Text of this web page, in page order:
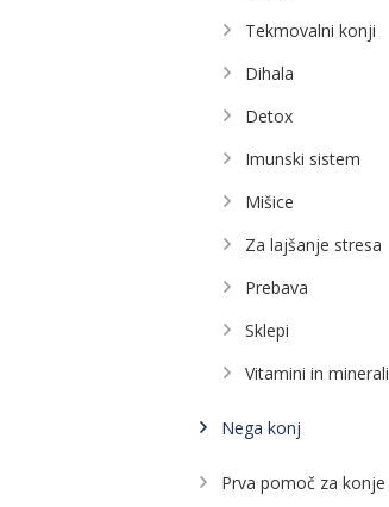
Tekmovalni konji
Dihala
Detox
Imunski sistem
Mišice
Za lajšanje stresa
Prebava
Sklepi
Vitamini in minerali
Nega konj
Prva pomoč za konje